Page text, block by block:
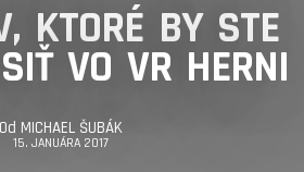
KTORÉ BY STE
VO VR HERNI
Od MICHAEL ŠUBÁK
15. JANUÁRA 2017